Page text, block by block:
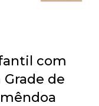
com
de